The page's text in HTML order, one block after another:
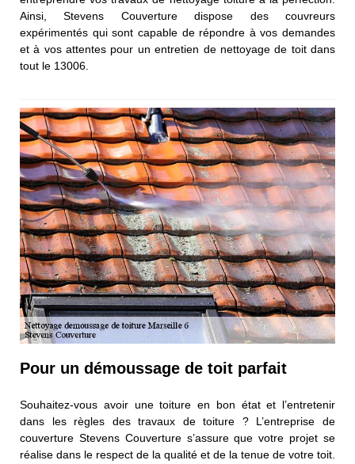
Ainsi, Stevens Couverture dispose des couvreurs
expérimentés qui sont capable de répondre à vos demandes
et à vos attentes pour un entretien de nettoyage de toit dans
tout le 13006.
Pour un démoussage de toit parfait
Souhaitez-vous avoir une toiture en bon état et l’entretenir
dans les règles des travaux de toiture ? L’entreprise de
couverture Stevens Couverture s’assure que votre projet se
réalise dans le respect de la qualité et de la tenue de votre toit.